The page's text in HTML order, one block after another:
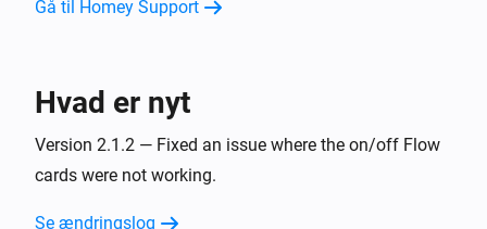
Gå til Homey Support
Hvad er nyt
Version 2.1.2 — Fixed an issue where the on/off Flow
cards were not working.
Se ændringslog